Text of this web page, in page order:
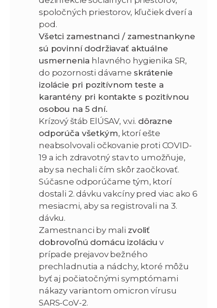
spoločných priestorov, kľučiek dverí a
pod.
Všetci zamestnanci / zamestnankyne
sú povinní dodržiavať aktuálne
usmernenia hlavného hygienika SR,
do pozornosti dávame skrátenie
izolácie pri pozitívnom teste a
karantény pri kontakte s pozitívnou
osobou na 5 dní.
Krízový štáb ElÚSAV, v.v.i. dôrazne
odporúča všetkým, ktorí ešte
neabsolvovali očkovanie proti COVID-
19 a ich zdravotný stav to umožňuje,
aby sa nechali čím skôr zaočkovať.
Súčasne odporúčame tým, ktorí
dostali 2. dávku vakcíny pred viac ako 6
mesiacmi, aby sa registrovali na 3.
dávku.
Zamestnanci by mali zvoliť
dobrovoľnú domácu izoláciu v
prípade prejavov bežného
prechladnutia a nádchy, ktoré môžu
byť aj počiatočnými symptómami
nákazy variantom omicron vírusu
SARS-CoV-2.